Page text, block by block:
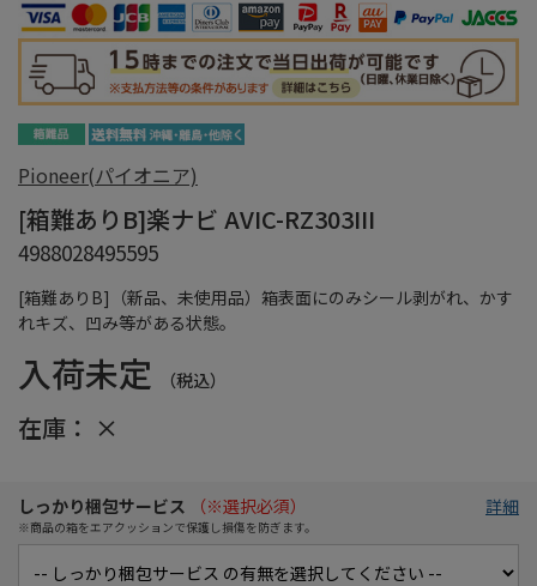
[箱難ありB]（新品、未使用品）箱表面にのみシール剥がれ、かす
れキズ、凹み等がある状態。
Pioneer(パイオニア)
[箱難ありB]楽ナビ AVIC-RZ303III
4988028495595
入荷未定 （税込）
在庫： ×
しっかり梱包サービス （※選択必須）
※商品の箱をエアクッションで保護し損傷を防ぎます。
詳細